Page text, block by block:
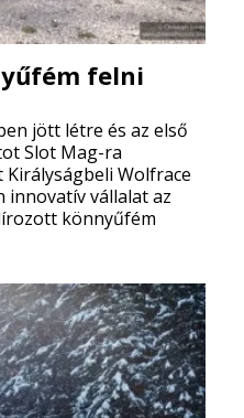
felni
jött létre és az első
Slot Mag-ra
Királyságbeli Wolfrace
innovatív vállalat az
könnyűfém